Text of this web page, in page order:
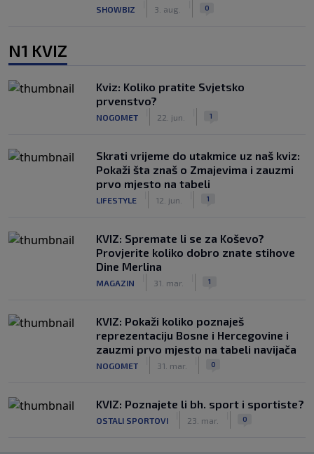
SHOWBIZ 3. aug. 0
N1 KVIZ
Kviz: Koliko pratite Svjetsko
prvenstvo?
NOGOMET 22. jun. 1
Skrati vrijeme do utakmice uz naš kviz:
Pokaži šta znaš o Zmajevima i zauzmi
prvo mjesto na tabeli
LIFESTYLE 12. jun. 1
KVIZ: Spremate li se za Koševo?
Provjerite koliko dobro znate stihove
Dine Merlina
MAGAZIN 31. mar. 1
KVIZ: Pokaži koliko poznaješ
reprezentaciju Bosne i Hercegovine i
zauzmi prvo mjesto na tabeli navijača
NOGOMET 31. mar. 0
KVIZ: Poznajete li bh. sport i sportiste?
OSTALI SPORTOVI 23. mar. 0